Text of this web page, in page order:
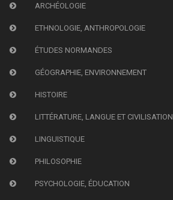
ARCHÉOLOGIE
ETHNOLOGIE, ANTHROPOLOGIE
ÉTUDES NORMANDES
GÉOGRAPHIE, ENVIRONNEMENT
HISTOIRE
LITTÉRATURE, LANGUE ET CIVILISATION
LINGUISTIQUE
PHILOSOPHIE
PSYCHOLOGIE, ÉDUCATION